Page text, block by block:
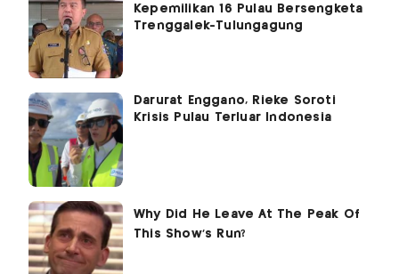
Kepemilikan 16 Pulau Bersengketa
Trenggalek-Tulungagung
Darurat Enggano, Rieke Soroti
Krisis Pulau Terluar Indonesia